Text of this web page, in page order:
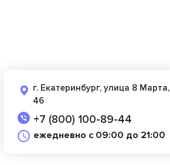
г. Екатеринбург, улица 8 Марта,
46
+7 (800) 100-89-44
ежедневно с 09:00 до 21:00